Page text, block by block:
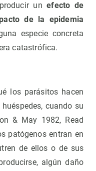
producir unefecto de
de la epidemia
especie concreta
catastrófica.
los parásitos hacen
cuando su
& May 1982, Read
patógenos entran en
de ellos o de sus
algún daño